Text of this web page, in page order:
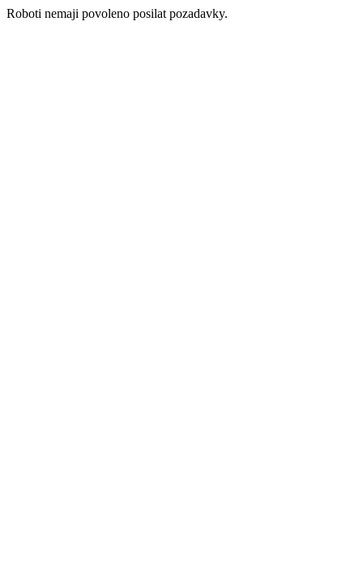
Roboti nemaji povoleno posilat pozadavky.